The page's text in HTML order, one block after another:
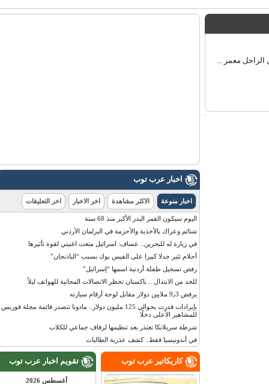
معمر ...
اخبار عرب توب
اخبار منوعة الاكثر مشاهدة اخر الاخبار اخر التعليقات
اليوم سيكون القمر البدر الأكبر منذ 68 سنة
شتائم وعراك بالأحذية والأحزمة في البرلمان الأردني
في زيارة له للبحرين.. عساف: اسرائيل منعت اغنيتي لقوة تأثيرها
أحلام تثير جدلا كبيرا على الفيس بوك بسبب “الباذنجان”
رفض تسجيل طفلة أردنية اسمها “إسرائيل”
للحد من الابتذال .. باكستان تحظر الاتصالات المجانية للهواتف ليلاً
يرفض 9٫3 ملايين دولار مقابل لوحة أرقام سيارته
بإيرادات قدرت بحوالي 125 مليون دولار.. مادونا تتصدر قائمة مجلة فوربس
للمشاهير الأعلى دخلًا
شرطة سريلانكا تعتذر بعد تنظيمها لزفاف جماعي للكلاب
في أندونيسيا فقط.. كشف عذرية الطالبات
تقويم اخبار عرب توب
أغسطس 2026
كاريكاتير عرب توب